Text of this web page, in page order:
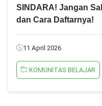
SINDARA! Jangan
dan Cara Daftarnya!
11 April 2026
KOMUNITAS BELAJAR